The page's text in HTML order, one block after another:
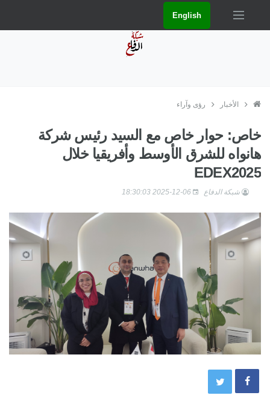
English
الأخبار رؤى وآراء
خاص: حوار خاص مع السيد رئيس شركة
هانواه للشرق الأوسط وأفريقيا خلال
EDEX2025
شبكة الدفاع